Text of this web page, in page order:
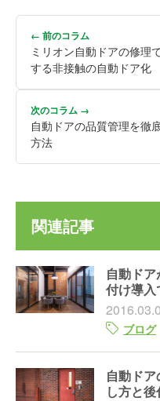
← 前のコラム
ミリオン自動ドアの修理
する非接触の自動ドア化
次のコラム →
自動ドアの品質管理を徹
方法
関連記事
自動ド
付け導
ブログ
自動ド
し方と